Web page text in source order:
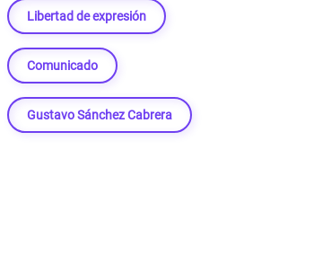
Libertad de expresión
Comunicado
Gustavo Sánchez Cabrera